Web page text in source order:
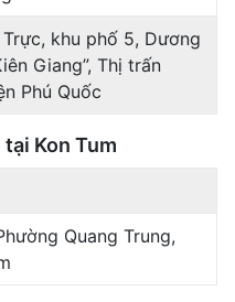
khu phố 5, Dương
Giang”, Thị trấn
Phú Quốc
Kon Tum
Quang Trung,